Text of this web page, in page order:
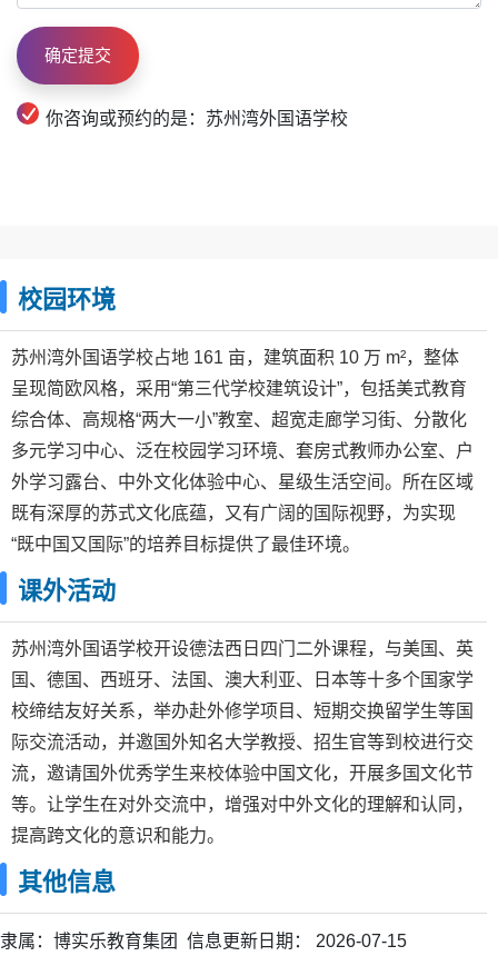
你咨询或预约的是：苏州湾外国语学校
校园环境
苏州湾外国语学校占地 161 亩，建筑面积 10 万 m²，整体
呈现简欧风格，采用“第三代学校建筑设计”，包括美式教育
综合体、高规格“两大一小”教室、超宽走廊学习街、分散化
多元学习中心、泛在校园学习环境、套房式教师办公室、户
外学习露台、中外文化体验中心、星级生活空间。所在区域
既有深厚的苏式文化底蕴，又有广阔的国际视野，为实现
“既中国又国际”的培养目标提供了最佳环境。
课外活动
苏州湾外国语学校开设德法西日四门二外课程，与美国、英
国、德国、西班牙、法国、澳大利亚、日本等十多个国家学
校缔结友好关系，举办赴外修学项目、短期交换留学生等国
际交流活动，并邀国外知名大学教授、招生官等到校进行交
流，邀请国外优秀学生来校体验中国文化，开展多国文化节
等。让学生在对外交流中，增强对中外文化的理解和认同，
提高跨文化的意识和能力。
其他信息
隶属： 博实乐教育集团 信息更新日期： 2026-07-15